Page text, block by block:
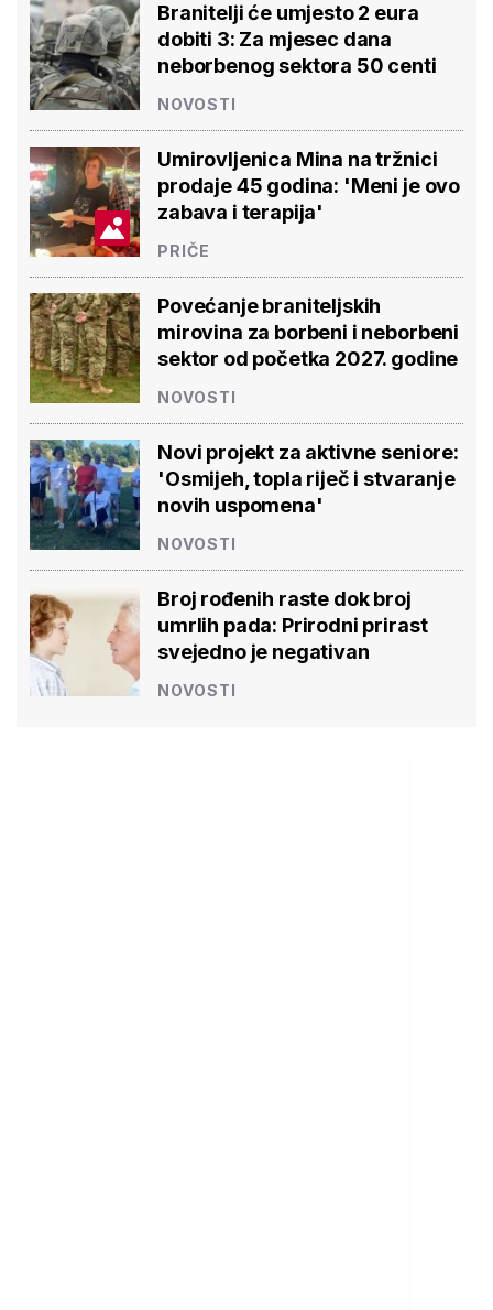
Branitelji će umjesto 2 eura
dobiti 3: Za mjesec dana
neborbenog sektora 50 centi
NOVOSTI
Umirovljenica Mina na tržnici
prodaje 45 godina: 'Meni je ovo
zabava i terapija'
PRIČE
Povećanje braniteljskih
mirovina za borbeni i neborbeni
sektor od početka 2027. godine
NOVOSTI
Novi projekt za aktivne seniore:
'Osmijeh, topla riječ i stvaranje
novih uspomena'
NOVOSTI
Broj rođenih raste dok broj
umrlih pada: Prirodni prirast
svejedno je negativan
NOVOSTI